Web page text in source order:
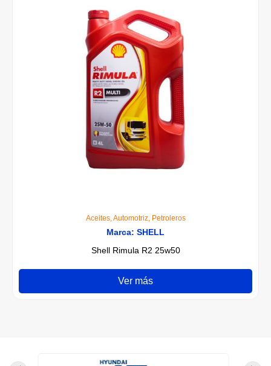
Aceites,Automotriz, Petroleros
Marca: SHELL
Shell Rimula R2 25w50
Ver más